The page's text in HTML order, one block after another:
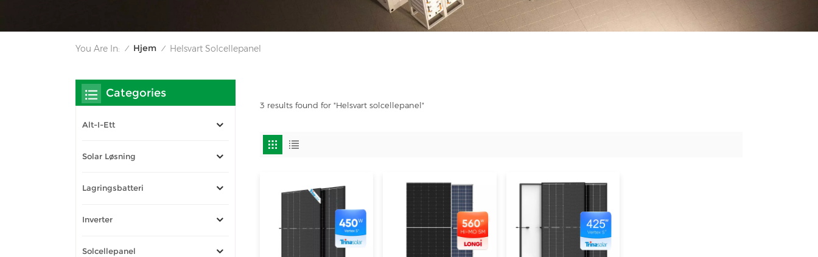
You Are In: / Hjem / Helsvart Solcellepanel
3 results found for "Helsvart solcellepanel"
Categories
Alt-I-Ett
Solar Løsning
Lagringsbatteri
Inverter
Solcellepanel